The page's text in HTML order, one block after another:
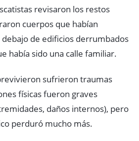
revisaron los restos
cuerpos que habían
de edificios derrumbados
había sido una calle familiar.
sufrieron traumas
físicas fueron graves
daños internos), pero
perduró mucho más.